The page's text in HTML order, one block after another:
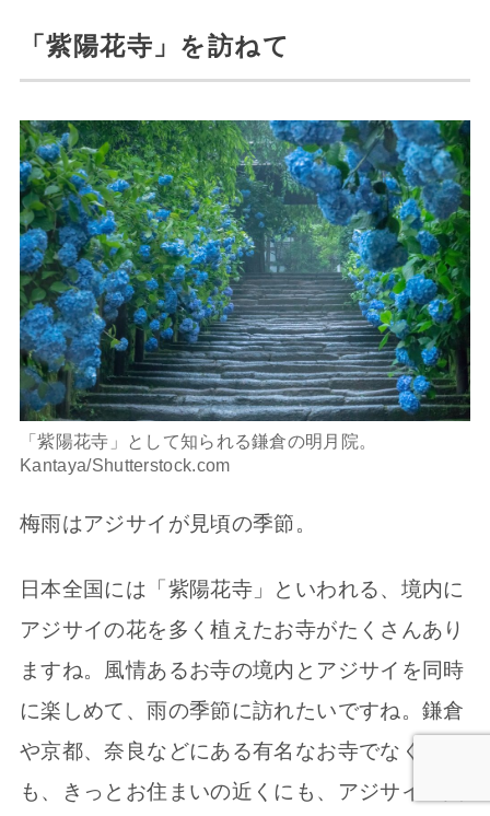
「紫陽花寺」を訪ねて
「紫陽花寺」として知られる鎌倉の明月院。
Kantaya/Shutterstock.com
梅雨はアジサイが見頃の季節。
日本全国には「紫陽花寺」といわれる、境内に
アジサイの花を多く植えたお寺がたくさんあり
ますね。風情あるお寺の境内とアジサイを同時
に楽しめて、雨の季節に訪れたいですね。鎌倉
や京都、奈良などにある有名なお寺でなくて
も、きっとお住まいの近くにも、アジサイの美